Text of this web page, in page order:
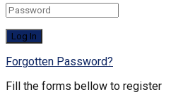
Forgotten Password?
Fill the forms bellow to register